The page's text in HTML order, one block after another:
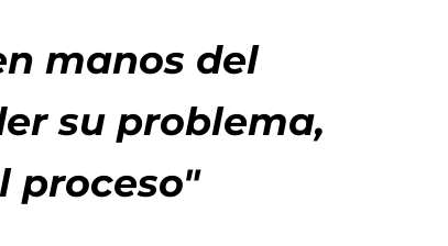
manos del
su problema,
proceso"